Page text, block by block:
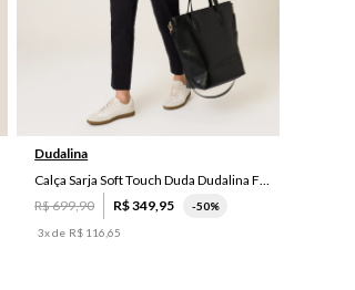
44 46
Dudalina
Calça Sarja Soft Touch Duda Dudalina Feminina
R$699,90 R$349 95 -50%
3x de R$ 116 ,65